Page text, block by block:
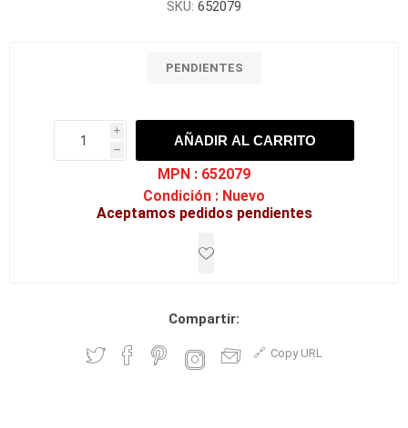
SKU: 652079
PENDIENTES
i
h
h
AÑADIR AL CARRITO
MPN : 652079
Condición : Nuevo
Aceptamos pedidos pendientes
Compartir:
Copy URL